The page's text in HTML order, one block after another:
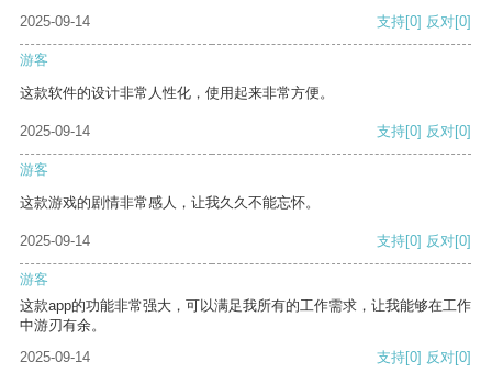
2025-09-14
支持[0] 反对[0]
游客
这款软件的设计非常人性化，使用起来非常方便。
2025-09-14 支持[0] 反对[0]
游客
这款游戏的剧情非常感人，让我久久不能忘怀。
2025-09-14 支持[0] 反对[0]
游客
这款app的功能非常强大，可以满足我所有的工作需求，让我能够在工作
中游刃有余。
2025-09-14
支持[0] 反对[0]